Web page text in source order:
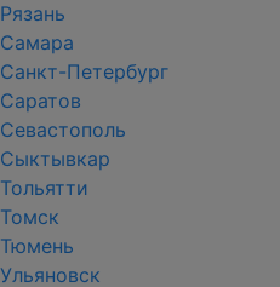
Рязань
Самара
Санкт-Петербург
Саратов
Севастополь
Сыктывкар
Тольятти
Томск
Тюмень
Ульяновск